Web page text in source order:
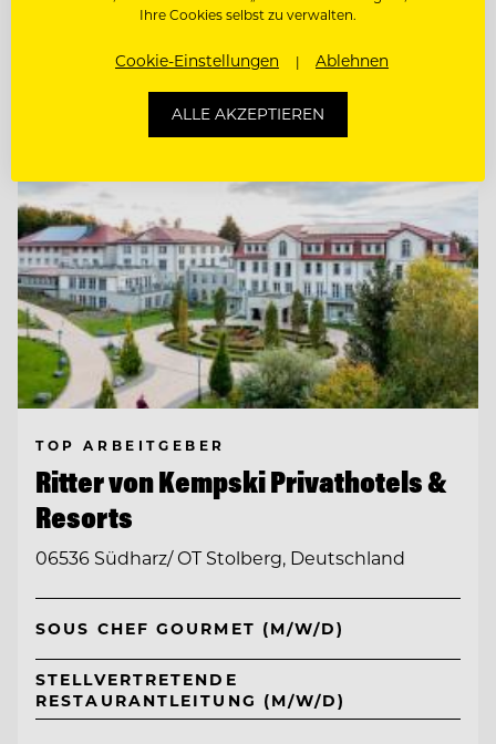
Entdecke alle Jobs
TOP ARBEITGEBER
Ritter von Kempski Privathotels &
Resorts
06536 Südharz/ OT Stolberg, Deutschland
SOUS CHEF GOURMET (M/W/D)
STELLVERTRETENDE
RESTAURANTLEITUNG (M/W/D)
Ihre Cookies selbst zu verwalten.
Cookie-Einstellungen Ablehnen
ALLE AKZEPTIEREN